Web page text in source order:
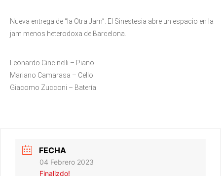
Nueva entrega de “la Otra Jam”. El Sinestesia abre un espacio en la
jam menos heterodoxa de Barcelona.
Leonardo Cincinelli – Piano
Mariano Camarasa – Cello
Giacomo Zucconi – Batería
FECHA
04 Febrero 2023
Finalizdo!